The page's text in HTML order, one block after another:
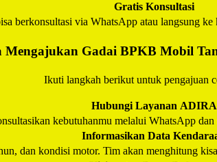
Gratis Konsultasi
berkonsultasi via WhatsApp atau langsung ke
Mengajukan Gadai BPKB Mobil
Ikuti langkah berikut untuk pengajuan
Hubungi Layanan ADIRA
kebutuhanmu melalui WhatsApp dan
Informasikan Data
dan kondisi motor. Tim akan menghitung